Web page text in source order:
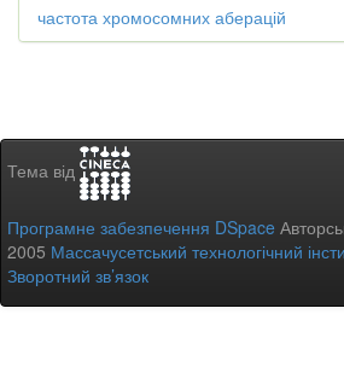
частота хромосомних аберацій
Тема від
Програмне забезпечення DSpace
2005 Массачусетський технологічний
Зворотний зв’язок